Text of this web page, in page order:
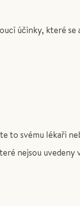
účinky, které se
to svému lékaři
nejsou